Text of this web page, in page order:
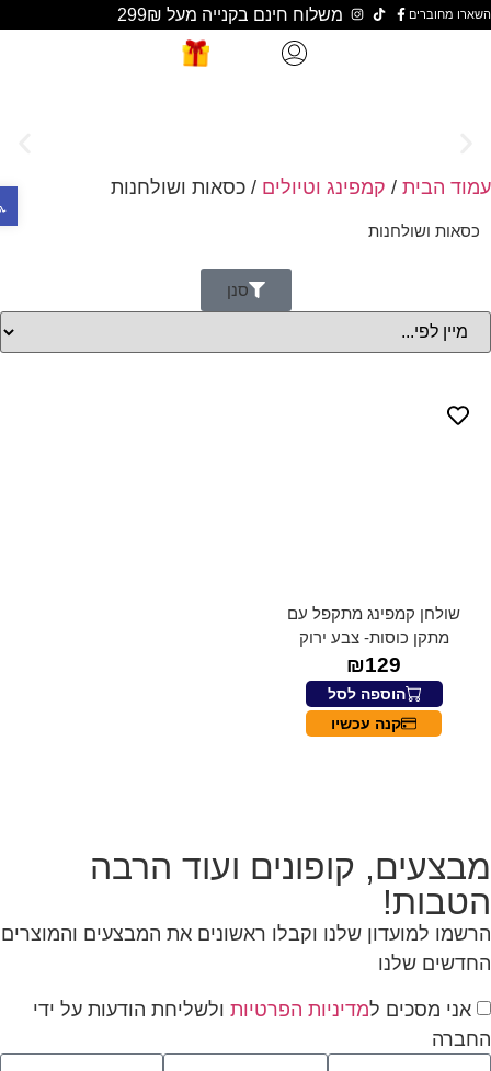
מחוברים משלוח חינם בקנייה מעל 299₪
הבית/ קמפינג וטיולים/ כסאות ושולחנות
כסאות ושולחנות
סנן
שולחן קמפינג מתקפל עם
מתקן כוסות- צבע ירוק
₪129
הוספה לסל
קנה עכשיו
קופונים ועוד הרבה
למועדון שלנו וקבלו ראשונים את המבצעים והמוצרים
שלנו
אני מסכים ל מדיניות הפרטיותולשליחת הודעות על ידי